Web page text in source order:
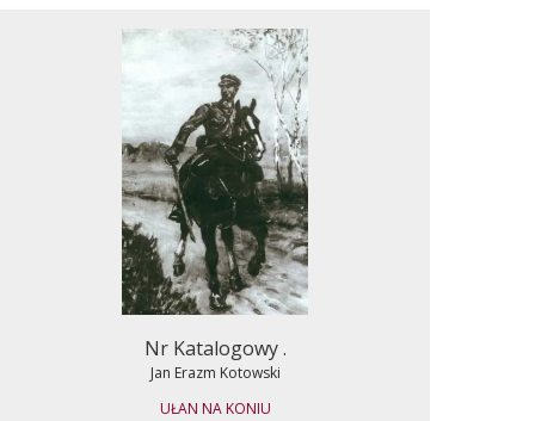
Nr Katalogowy .
Jan Erazm Kotowski
UŁAN NA KONIU